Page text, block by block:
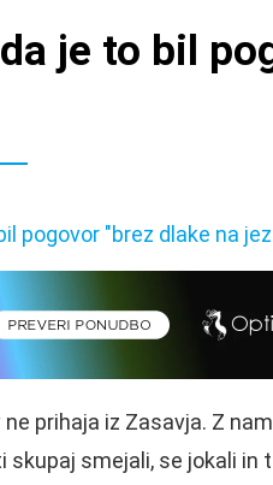
je to bil
prihaja iz Zasavja. Z
smejali, se jokali in